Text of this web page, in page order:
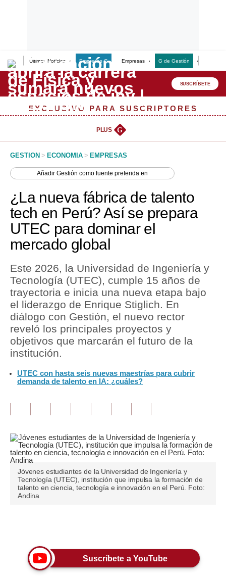
Últimas Noticias Empresas G Empresas G de Gestión
Lo último
Peru Quiosco
Management & Empleo
Perú
Política
Tu Dinero
Finanzas Personales
Inmobiliarias
Plus G
Opinión
Editorial
Blogs
Viajes
Moda
Estilos
México
España
SUSCRÍBETE
EXCLUSIVO PARA SUSCRIPTORES
PLUS G
GESTION > ECONOMIA > EMPRESAS
AñadirGestión como fuente preferida en
¿La nueva fábrica de talento
tech en Perú? Así se prepara
UTEC para dominar el
mercado global
Este 2026, la Universidad de Ingeniería y
Tecnología (UTEC), cumple 15 años de
trayectoria e inicia una nueva etapa bajo
el liderazgo de Enrique Stiglich. En
diálogo con Gestión, el nuevo rector
reveló los principales proyectos y
objetivos que marcarán el futuro de la
institución.
UTEC con hasta seis nuevas maestrías para cubrir
demanda de talento en IA: ¿cuáles?
Jóvenes estudiantes de la Universidad de Ingeniería y
Tecnología (UTEC), institución que impulsa la formación de
talento en ciencia, tecnología e innovación en el Perú. Foto:
Andina
Suscríbete a YouTube